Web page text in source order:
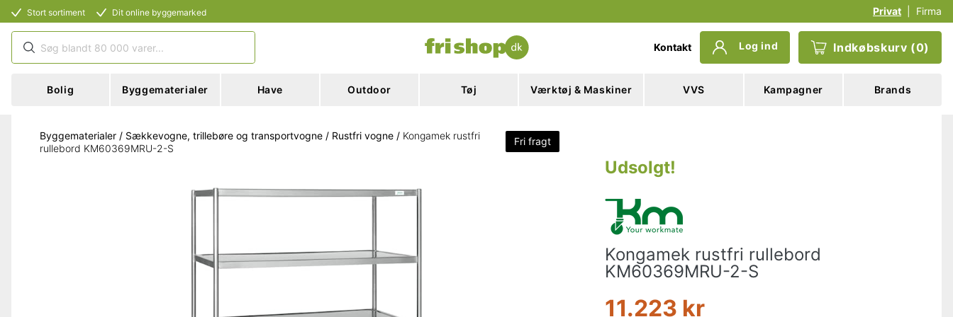
Stort sortiment Dit online byggemarked Privat Firma
Kontakt Log ind Indkøbskurv (0)
Bolig Byggematerialer Have Outdoor Tøj Værktøj & Maskiner VVS Kampagner Brands
Byggematerialer / Sækkevogne, trillebøre og transportvogne / Rustfri vogne / Kongamek rustfri
rullebord KM60369MRU-2-S
Fri fragt
Udsolgt!
Kongamek rustfri rullebord
KM60369MRU-2-S
11.223 kr